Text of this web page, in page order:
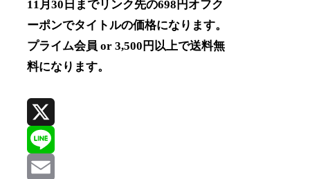
11月30日までリンク先の698円オフク
ーポンでタイトルの価格になります。
プライム会員 or 3,500円以上で送料無
料になります。
X
Line